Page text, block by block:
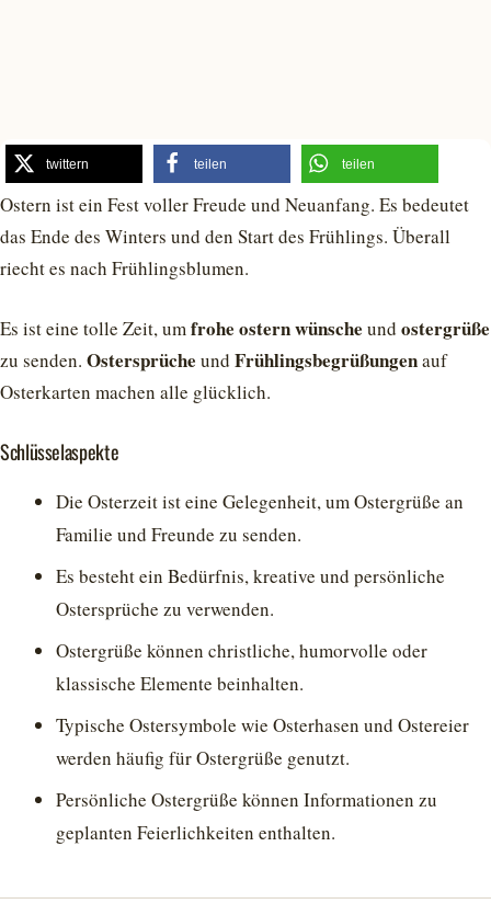
twittern teilen teilen
Ostern ist ein Fest voller Freude und Neuanfang. Es bedeutet
das Ende des Winters und den Start des Frühlings. Überall
riecht es nach Frühlingsblumen.
Es ist eine tolle Zeit, umfrohe ostern wünsche und ostergrüße
zu senden. Ostersprüche und Frühlingsbegrüßungenauf
Osterkarten machen alle glücklich.
Schlüsselaspekte
Die Osterzeit ist eine Gelegenheit, um Ostergrüße an
Familie und Freunde zu senden.
Es besteht ein Bedürfnis, kreative und persönliche
Ostersprüche zu verwenden.
Ostergrüße können christliche, humorvolle oder
klassische Elemente beinhalten.
Typische Ostersymbole wie Osterhasen und Ostereier
werden häufig für Ostergrüße genutzt.
Persönliche Ostergrüße können Informationen zu
geplanten Feierlichkeiten enthalten.